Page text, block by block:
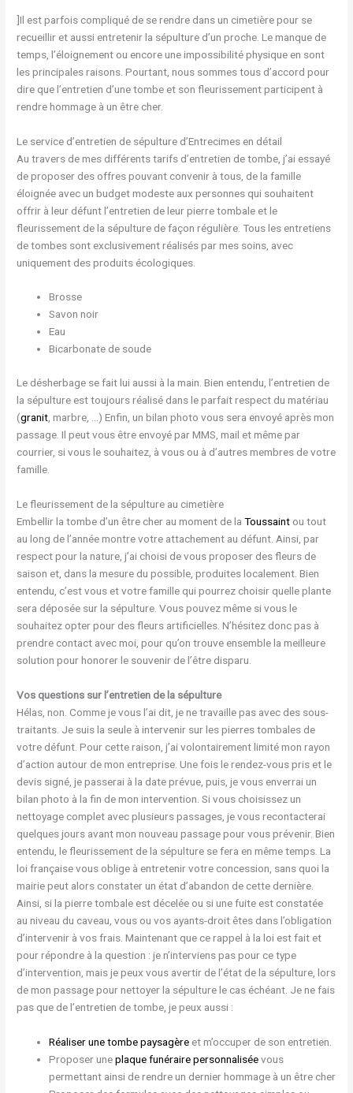
]Il est parfois compliqué de se rendre dans un cimetière pour se
recueillir et aussi entretenir la sépulture d’un proche. Le manque de
temps, l’éloignement ou encore une impossibilité physique en sont
les principales raisons. Pourtant, nous sommes tous d’accord pour
dire que l’entretien d’une tombe et son fleurissement participent à
rendre hommage à un être cher.
Le service d’entretien de sépulture d’Entrecimes en détail
Au travers de mes différents tarifs d’entretien de tombe, j’ai essayé
de proposer des offres pouvant convenir à tous, de la famille
éloignée avec un budget modeste aux personnes qui souhaitent
offrir à leur défunt l’entretien de leur pierre tombale et le
fleurissement de la sépulture de façon régulière. Tous les entretiens
de tombes sont exclusivement réalisés par mes soins, avec
uniquement des produits écologiques.
Brosse
Savon noir
Eau
Bicarbonate de soude
Le désherbage se fait lui aussi à la main. Bien entendu, l’entretien de
la sépulture est toujours réalisé dans le parfait respect du matériau
(granit , marbre, …) Enfin, un bilan photo vous sera envoyé après mon
passage. Il peut vous être envoyé par MMS, mail et même par
courrier, si vous le souhaitez, à vous ou à d’autres membres de votre
famille.
Le fleurissement de la sépulture au cimetière
Embellir la tombe d’un être cher au moment de la Toussaint ou tout
au long de l’année montre votre attachement au défunt. Ainsi, par
respect pour la nature, j’ai choisi de vous proposer des fleurs de
saison et, dans la mesure du possible, produites localement. Bien
entendu, c’est vous et votre famille qui pourrez choisir quelle plante
sera déposée sur la sépulture. Vous pouvez même si vous le
souhaitez opter pour des fleurs artificielles. N’hésitez donc pas à
prendre contact avec moi, pour qu’on trouve ensemble la meilleure
solution pour honorer le souvenir de l’être disparu.
Vos questions sur l’entretien de la sépulture
Hélas, non. Comme je vous l’ai dit, je ne travaille pas avec des sous-
traitants. Je suis la seule à intervenir sur les pierres tombales de
votre défunt. Pour cette raison, j’ai volontairement limité mon rayon
d’action autour de mon entreprise. Unefois le rendez-vous pris et le
devis signé, je passerai à la date prévue, puis, je vous enverrai un
bilan photo à la fin de mon intervention. Si vous choisissez un
nettoyage complet avec plusieurs passages, je vous recontacterai
quelques jours avant mon nouveau passage pour vous prévenir. Bien
entendu, le fleurissement de la sépulture se fera en même temps. La
loi française vous oblige à entretenir votre concession, sans quoi la
mairie peut alors constater un état d’abandon de cette dernière.
Ainsi, si la pierre tombale est décelée ou si une fuite est constatée
au niveau du caveau, vous ou vos ayants-droit êtes dans l’obligation
d’intervenir à vos frais. Maintenant que ce rappel à la loi est fait et
pour répondre à la question : je n’interviens pas pour ce type
d’intervention, mais je peux vous avertir de l’état de la sépulture, lors
de mon passage pour nettoyer la sépulture le cas échéant. Je ne fais
pas que de l’entretien de tombe, je peux aussi :
Réaliser une tombe paysagère et m’occuper de son entretien.
Proposer uneplaque funéraire personnaliséevous
permettant ainsi de rendre un dernier hommage à un être cher